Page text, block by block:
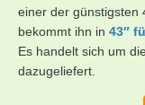
einer der günstigsten
bekommt ihn in 43″
Es handelt sich um
dazugeliefert.